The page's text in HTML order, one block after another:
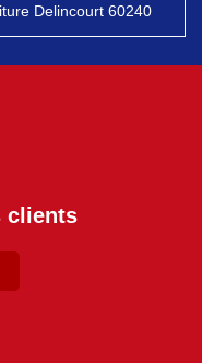
Delincourt 60240
clients